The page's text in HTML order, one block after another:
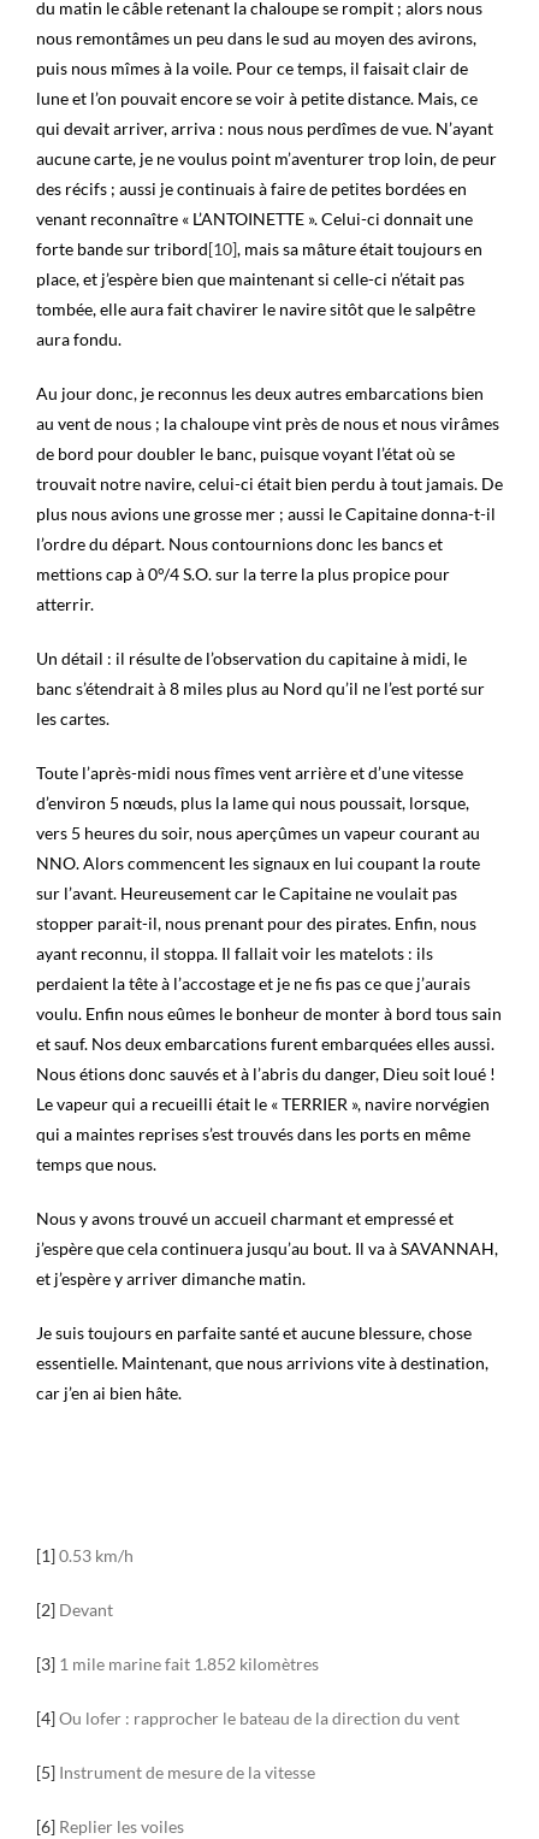
du matin le câble retenant la chaloupe se rompit ; alors nous
nous remontâmes un peu dans le sud au moyen des avirons,
puis nous mîmes à la voile. Pour ce temps, il faisait clair de
lune et l’on pouvait encore se voir à petite distance. Mais, ce
qui devait arriver, arriva : nous nous perdîmes de vue. N’ayant
aucune carte, je ne voulus point m’aventurer trop loin, de peur
des récifs ; aussi je continuais à faire de petites bordées en
venant reconnaître « L’ANTOINETTE ». Celui-ci donnait une
forte bande sur tribord[10], mais sa mâture était toujours en
place, et j’espère bien que maintenant si celle-ci n’était pas
tombée, elle aura fait chavirer le navire sitôt que le salpêtre
aura fondu.
Au jour donc, je reconnus les deux autres embarcations bien
au vent de nous ; la chaloupe vint près de nous et nous virâmes
de bord pour doubler le banc, puisque voyant l’état où se
trouvait notre navire, celui-ci était bien perdu à tout jamais. De
plus nous avions une grosse mer ; aussi le Capitaine donna-t-il
l’ordre du départ. Nous contournions donc les bancs et
mettions cap à 0°/4 S.O. sur la terre la plus propice pour
atterrir.
Un détail : il résulte de l’observation du capitaine à midi, le
banc s’étendrait à 8 miles plus au Nord qu’il ne l’est porté sur
les cartes.
Toute l’après-midi nous fîmes vent arrière et d’une vitesse
d’environ 5 nœuds, plus la lame qui nous poussait, lorsque,
vers 5 heures du soir, nous aperçûmes un vapeur courant au
NNO. Alors commencent les signaux en lui coupant la route
sur l’avant. Heureusement car le Capitaine ne voulait pas
stopper parait-il, nous prenant pour des pirates. Enfin, nous
ayant reconnu, il stoppa. Il fallait voir les matelots : ils
perdaient la tête à l’accostage et je ne fis pas ce que j’aurais
voulu. Enfin nous eûmes le bonheur de monter à bord tous sain
et sauf. Nos deux embarcations furent embarquées elles aussi.
Nous étions donc sauvés et à l’abris du danger, Dieu soit loué !
Le vapeur qui a recueilli était le « TERRIER », navire norvégien
qui a maintes reprises s’est trouvés dans les ports en même
temps que nous.
Nous y avons trouvé un accueil charmant et empressé et
j’espère que cela continuera jusqu’au bout. Il va à SAVANNAH,
et j’espère y arriver dimanche matin.
Je suis toujours en parfaite santé et aucune blessure, chose
essentielle. Maintenant, que nous arrivions vite à destination,
car j’en ai bien hâte.
[1]0.53 km/h
[2]Devant
[3]1 mile marine fait 1.852 kilomètres
[4]Ou lofer : rapprocher le bateau de la direction du vent
[5]Instrument de mesure de la vitesse
[6]Replier les voiles